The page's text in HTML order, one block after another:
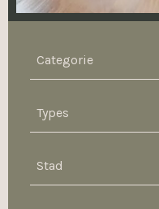
Categorie
Types
Stad